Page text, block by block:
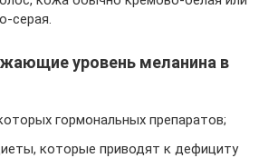
серая.
уровень меланина в
гормональных препаратов;
которые приводят к дефициту